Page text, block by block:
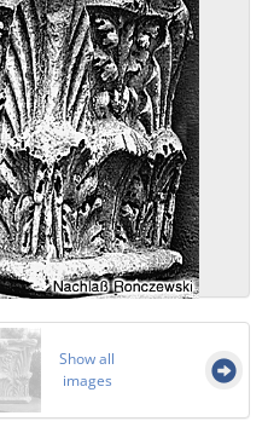
Show all
images